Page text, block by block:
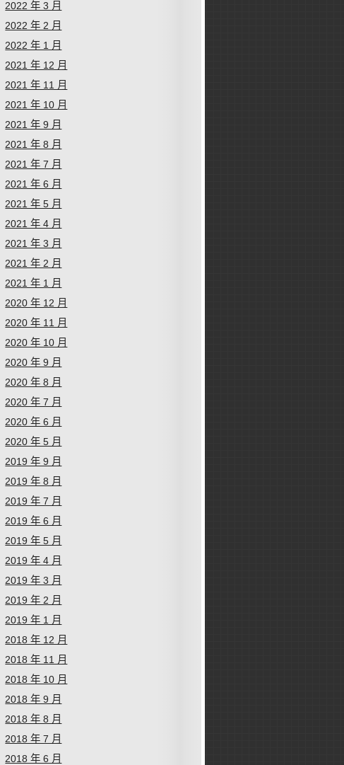
2022 年 3 月
2022 年 2 月
2022 年 1 月
2021 年 12 月
2021 年 11 月
2021 年 10 月
2021 年 9 月
2021 年 8 月
2021 年 7 月
2021 年 6 月
2021 年 5 月
2021 年 4 月
2021 年 3 月
2021 年 2 月
2021 年 1 月
2020 年 12 月
2020 年 11 月
2020 年 10 月
2020 年 9 月
2020 年 8 月
2020 年 7 月
2020 年 6 月
2020 年 5 月
2019 年 9 月
2019 年 8 月
2019 年 7 月
2019 年 6 月
2019 年 5 月
2019 年 4 月
2019 年 3 月
2019 年 2 月
2019 年 1 月
2018 年 12 月
2018 年 11 月
2018 年 10 月
2018 年 9 月
2018 年 8 月
2018 年 7 月
2018 年 6 月